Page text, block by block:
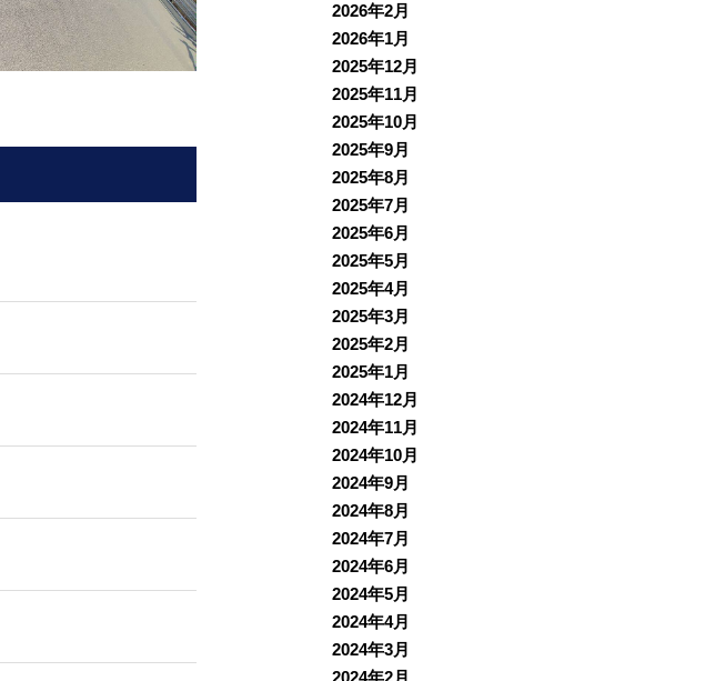
2026年2月
2026年1月
2025年12月
2025年11月
2025年10月
2025年9月
2025年8月
2025年7月
2025年6月
2025年5月
2025年4月
2025年3月
2025年2月
2025年1月
2024年12月
2024年11月
2024年10月
2024年9月
2024年8月
2024年7月
2024年6月
2024年5月
2024年4月
2024年3月